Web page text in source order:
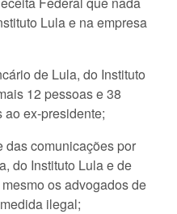
Lula e na empresa
de Lula, do Instituto
12 pessoas e 38
ex-presidente;
das comunicações por
do Instituto Lula e de
os advogados de
ilegal;